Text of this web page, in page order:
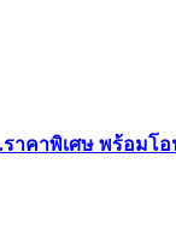
คาพิเศษ พร้อมโอ